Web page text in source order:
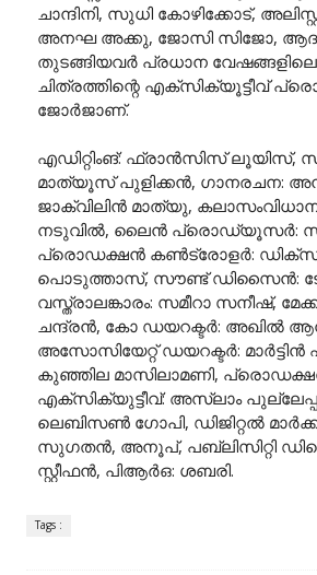
ചാന്ദിനി, സുധി കോഴിക്കോട്,
അനഘ അക്കു, ജോസി സിജോ,
തുടങ്ങിയവർ പ്രധാന
ചിത്രത്തിന്റെ എക്സിക്യൂട്ടീവ്
ജോർജാണ്.
എഡിറ്റിംങ്: ഫ്രാൻസിസ് ലൂയിസ്,
മാത്യൂസ് പുളിക്കൻ, ഗാനരചന:
ജാക്വിലിൻ മാത്യു,
നടുവിൽ, ലൈൻ പ്രൊഡ്യൂസർ:
പ്രൊഡക്ഷൻ കൺട്രോളർ:
പൊടുത്താസ്, സൗണ്ട് ഡിസൈൻ:
വസ്ത്രാലങ്കാരം: സമീറാ സനീഷ്,
ചന്ദ്രൻ, കോ ഡയറക്ടർ: അഖിൽ
അസോസിയേറ്റ് ഡയറക്ടർ:
കുഞ്ഞില മാസിലാമണി,
എക്സിക്യുട്ടീവ്: അസ്ലാം
ലെബിസൺ ഗോപി, ഡിജിറ്റൽ
സുഗതൻ, അനൂപ്, പബ്ലിസിറ്റി
സ്റ്റീഫൻ, പിആർഒ: ശബരി.
Tags :